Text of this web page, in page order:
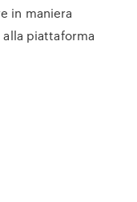
in maniera
piattaforma